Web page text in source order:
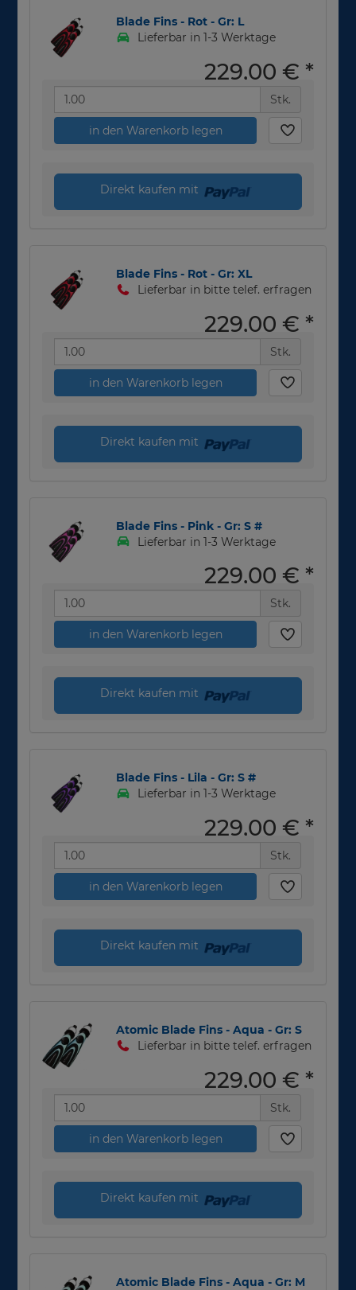
Blade Fins - Rot - Gr: L
Lieferbar in 1-3 Werktage
229,00 € *
Stk.
in den Warenkorb legen
Direkt kaufen mit
Blade Fins - Rot - Gr: XL
Lieferbar in bitte telef. erfragen
229,00 € *
Stk.
in den Warenkorb legen
Direkt kaufen mit
Blade Fins - Pink - Gr: S #
Lieferbar in 1-3 Werktage
229,00 € *
Stk.
in den Warenkorb legen
Direkt kaufen mit
Blade Fins - Lila - Gr: S #
Lieferbar in 1-3 Werktage
229,00 € *
Stk.
in den Warenkorb legen
Direkt kaufen mit
Atomic Blade Fins - Aqua - Gr: S
Lieferbar in bitte telef. erfragen
229,00 € *
Stk.
in den Warenkorb legen
Direkt kaufen mit
Atomic Blade Fins - Aqua - Gr: M